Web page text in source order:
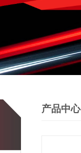
产品中心